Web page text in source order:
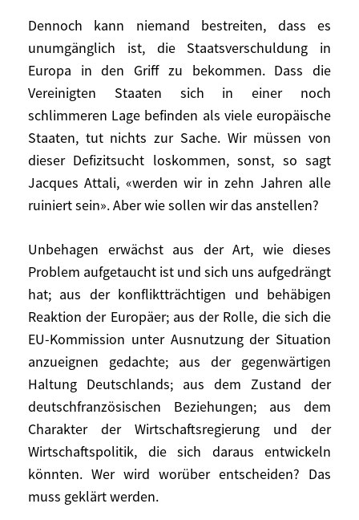
Dennoch kann niemand bestreiten, dass es
unumgänglich ist, die Staatsverschuldung in
Europa in den Griff zu bekommen. Dass die
Vereinigten Staaten sich in einer noch
schlimmeren Lage befinden als viele europäische
Staaten, tut nichts zur Sache. Wir müssen von
dieser Defizitsucht loskommen, sonst, so sagt
Jacques Attali, «werden wir in zehn Jahren alle
ruiniert sein». Aber wie sollen wir das anstellen?
Unbehagen erwächst aus der Art, wie dieses
Problem aufgetaucht ist und sich uns aufgedrängt
hat; aus der konfliktträchtigen und behäbigen
Reaktion der Europäer; aus der Rolle, die sich die
EU-Kommission unter Ausnutzung der Situation
anzueignen gedachte; aus der gegenwärtigen
Haltung Deutschlands; aus dem Zustand der
deutschfranzösischen Beziehungen; aus dem
Charakter der Wirtschaftsregierung und der
Wirtschaftspolitik, die sich daraus entwickeln
könnten. Wer wird worüber entscheiden? Das
muss geklärt werden.
sich erfolgreich als Feuerwehr betätigt
hatten.
Dennoch kann niemand bestreiten, dass es
unumgänglich ist, die Staatsverschuldung
in Europa in den Griff zu bekommen. Dass
die Vereinigten Staaten sich in einer noch
schlimmeren Lage befinden als viele
europäische Staaten, tut nichts zur Sache.
«werden wir in zehn Jahren alle ruiniert
sein». Aber wie sollen wir das anstellen?
Unbehagen erwächst aus der Art, wie
dieses Problem aufgetaucht ist und sich
uns aufgedrängt hat; aus der
konfliktträchtigen und behäbigen Reaktion
der Europäer; aus der Rolle, die sich die
EU-Kommission unter Ausnutzung der
Situation anzueignen gedachte; aus der
gegenwärtigen Haltung Deutschlands; aus
dem Zustand der deutschfranzösischen
Beziehungen; aus dem Charakter der